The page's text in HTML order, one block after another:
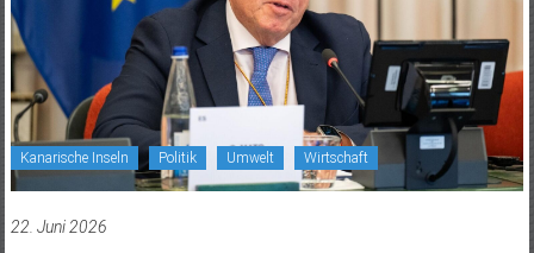
Kanarische Inseln Politik Umwelt Wirtschaft
22. Juni 2026